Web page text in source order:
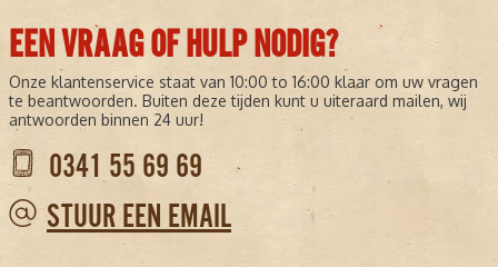
EEN VRAAG OF HULP NODIG?
Onze klantenservice staat van 10:00 to 16:00 klaar om uw vragen
te beantwoorden. Buiten deze tijden kunt u uiteraard mailen, wij
antwoorden binnen 24 uur!
0341 55 69 69
STUUR EEN EMAIL